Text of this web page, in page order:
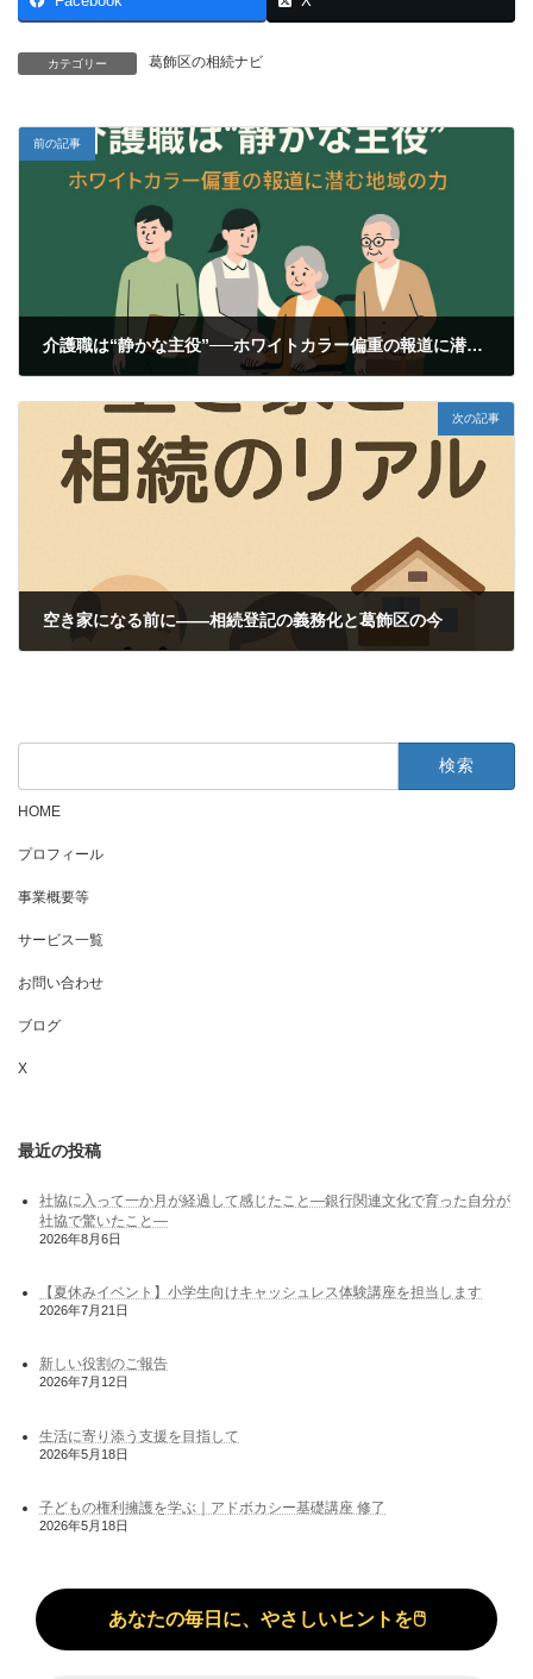
カテゴリー 葛飾区の相続ナビ
前の記事
介護職は“静かな主役”──ホワイトカラー偏重の報道に潜む地域の力
次の記事
空き家になる前に——相続登記の義務化と葛飾区の今
検
HOME
プロフィール
事業概要等
サービス一覧
お問い合わせ
ブログ
X
最近の投稿
社協に入って一か月が経過して感じたこと―銀行関連文化で育った自分が
社協で驚いたこと―
2026年8月6日
【夏休みイベント】小学生向けキャッシュレス体験講座を担当します
2026年7月21日
新しい役割のご報告
2026年7月12日
生活に寄り添う支援を目指して
2026年5月18日
子どもの権利擁護を学ぶ｜アドボカシー基礎講座 修了
2026年5月18日